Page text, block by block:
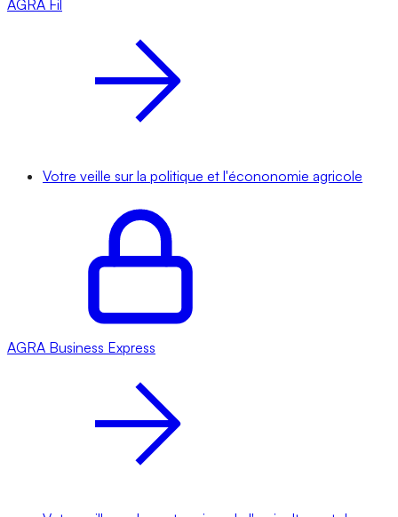
AGRA Fil
Votre veille sur la politique et l'écononomie agricole
AGRA Business Express